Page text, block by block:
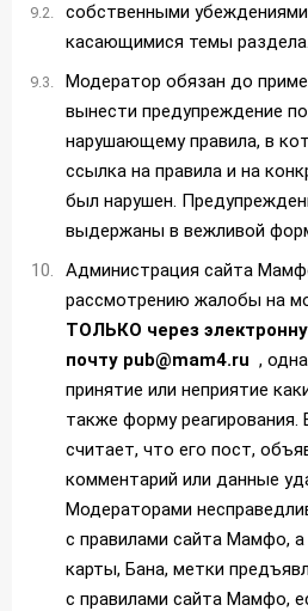
собственными
касающимися темы раздела.
Модератор обязан до
вынести предупреждение
нарушающему правила, в
ссылка на правила и на
был нарушен.
выдержаны в вежливой
Администрация сайта
рассмотрению жалобы на
ТОЛЬКО через
почту pub@mam4.ru ,
принятие или неприятие
также форму реагирования.
считает, что его пост,
комментарий или данные
Модераторами
с правилами сайта Мамфо,
карты, Бана, метки
с правилами сайта Мамфо,